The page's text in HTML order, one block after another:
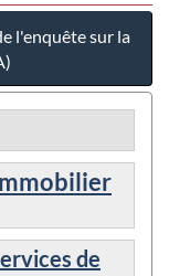
l'enquête sur la
de